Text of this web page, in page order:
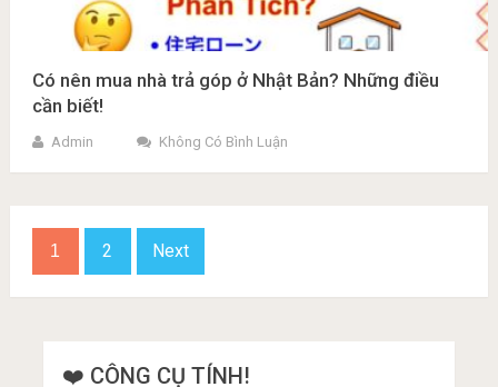
Có nên mua nhà trả góp ở Nhật Bản? Những điều
cần biết!
Admin Không Có Bình Luận
Phân
trang
bài
viết
1 2 Next
❤️ CÔNG CỤ TÍNH!